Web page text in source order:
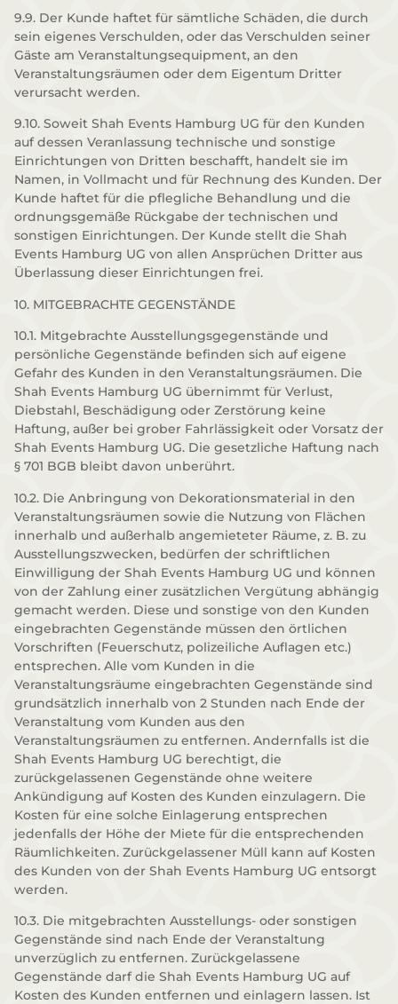
9.9. Der Kunde haftet für sämtliche Schäden, die durch
sein eigenes Verschulden, oder das Verschulden seiner
Gäste am Veranstaltungsequipment, an den
Veranstaltungsräumen oder dem Eigentum Dritter
verursacht werden.
9.10. Soweit Shah Events Hamburg UG für den Kunden
auf dessen Veranlassung technische und sonstige
Einrichtungen von Dritten beschafft, handelt sie im
Namen, in Vollmacht und für Rechnung des Kunden. Der
Kunde haftet für die pflegliche Behandlung und die
ordnungsgemäße Rückgabe der technischen und
sonstigen Einrichtungen. Der Kunde stellt die Shah
Events Hamburg UG von allen Ansprüchen Dritter aus
Überlassung dieser Einrichtungen frei.
10. MITGEBRACHTE GEGENSTÄNDE
10.1. Mitgebrachte Ausstellungsgegenstände und
persönliche Gegenstände befinden sich auf eigene
Gefahr des Kunden in den Veranstaltungsräumen. Die
Shah Events Hamburg UG übernimmt für Verlust,
Diebstahl, Beschädigung oder Zerstörung keine
Haftung, außer bei grober Fahrlässigkeit oder Vorsatz der
Shah Events Hamburg UG. Die gesetzliche Haftung nach
§ 701 BGB bleibt davon unberührt.
10.2. Die Anbringung von Dekorationsmaterial in den
Veranstaltungsräumen sowie die Nutzung von Flächen
innerhalb und außerhalb angemieteter Räume, z. B. zu
Ausstellungszwecken, bedürfen der schriftlichen
Einwilligung der Shah Events Hamburg UG und können
von der Zahlung einer zusätzlichen Vergütung abhängig
gemacht werden. Diese und sonstige von den Kunden
eingebrachten Gegenstände müssen den örtlichen
Vorschriften (Feuerschutz, polizeiliche Auflagen etc.)
entsprechen. Alle vom Kunden in die
Veranstaltungsräume eingebrachten Gegenstände sind
grundsätzlich innerhalb von 2 Stunden nach Ende der
Veranstaltung vom Kunden aus den
Veranstaltungsräumen zu entfernen. Andernfalls ist die
Shah Events Hamburg UG berechtigt, die
zurückgelassenen Gegenstände ohne weitere
Ankündigung auf Kosten des Kunden einzulagern. Die
Kosten für eine solche Einlagerung entsprechen
jedenfalls der Höhe der Miete für die entsprechenden
Räumlichkeiten. Zurückgelassener Müll kann auf Kosten
des Kunden von der Shah Events Hamburg UG entsorgt
werden.
10.3. Die mitgebrachten Ausstellungs- oder sonstigen
Gegenstände sind nach Ende der Veranstaltung
unverzüglich zu entfernen. Zurückgelassene
Gegenstände darf die Shah Events Hamburg UG auf
Kosten des Kunden entfernen und einlagern lassen. Ist